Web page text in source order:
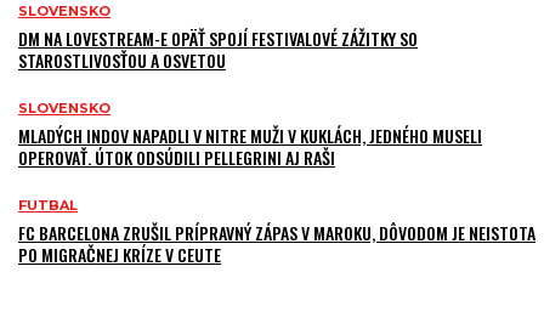
SLOVENSKO
DM NA LOVESTREAM-E OPÄŤ SPOJÍ FESTIVALOVÉ ZÁŽITKY SO
STAROSTLIVOSŤOU A OSVETOU
SLOVENSKO
MLADÝCH INDOV NAPADLI V NITRE MUŽI V KUKLÁCH, JEDNÉHO MUSELI
OPEROVAŤ. ÚTOK ODSÚDILI PELLEGRINI AJ RAŠI
FUTBAL
FC BARCELONA ZRUŠIL PRÍPRAVNÝ ZÁPAS V MAROKU, DÔVODOM JE NEISTOTA
PO MIGRAČNEJ KRÍZE V CEUTE